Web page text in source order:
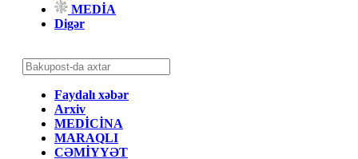
MEDİA
Digər
Faydalı xəbər
Arxiv
MEDİCİNA
MARAQLI
CƏMİYYƏT